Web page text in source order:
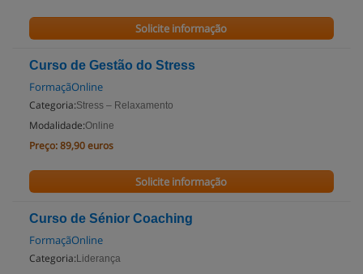
Solicite informação
Curso de Gestão do Stress
FormaçãOnline
Categoria:Stress – Relaxamento
Modalidade:Online
Preço:89,90 euros
Solicite informação
Curso de Sénior Coaching
FormaçãOnline
Categoria: Liderança